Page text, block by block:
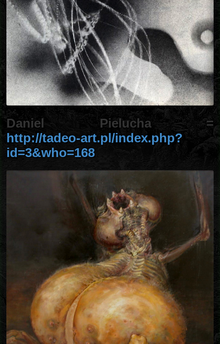
Daniel Pielucha =
http://tadeo-art.pl/index.php?
id=3&who=168